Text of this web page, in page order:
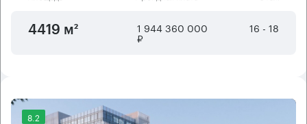
4419 м² 1 944 360 000
₽
16 - 18
8.2